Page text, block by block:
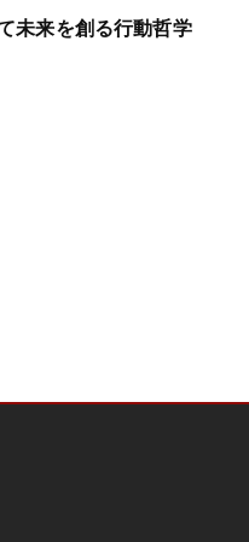
未来を創る行動哲学